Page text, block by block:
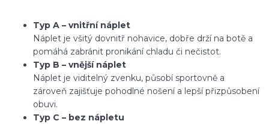
Typ A – vnitřní náplet
Náplet je všitý dovnitř nohavice, dobře drží na botě a
pomáhá zabránit pronikání chladu či nečistot.
Typ B – vnější náplet
Náplet je viditelný zvenku, působí sportovně a
zároveň zajišťuje pohodlné nošení a lepší přizpůsobení
obuvi.
Typ C – bez nápletu